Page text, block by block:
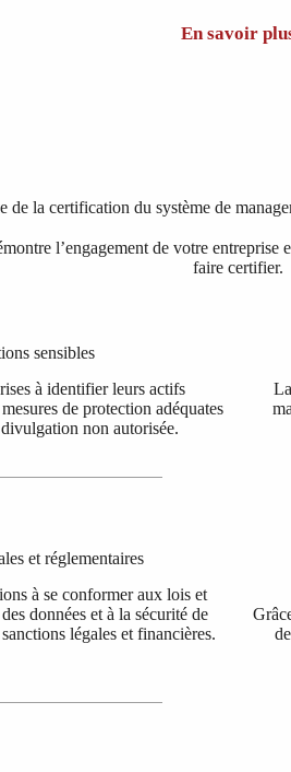
En savoir
de la certification du système de
l’engagement de votre
faire certifier.
sensibles
à identifier leurs actifs
de protection adéquates
non autorisée.
et réglementaires
à se conformer aux lois et
données et à la sécurité de
légales et financières.